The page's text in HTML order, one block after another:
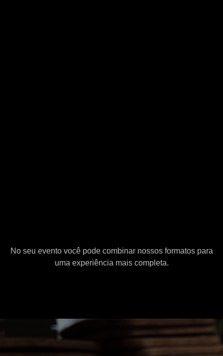
No seu evento você pode combinar nossos formatos para
uma experiência mais completa.